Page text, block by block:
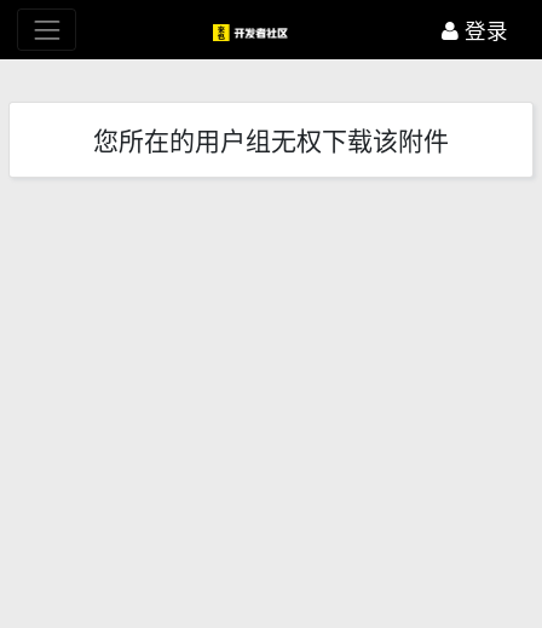
登录
您所在的用户组无权下载该附件